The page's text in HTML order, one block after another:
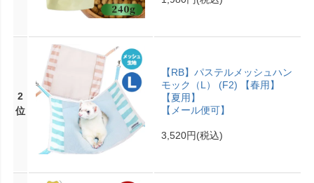
2
位
【RB】パステルメッシュハン
モック（L） (F2) 【春用】
【夏用】
【メール便可】
3,520円(税込)